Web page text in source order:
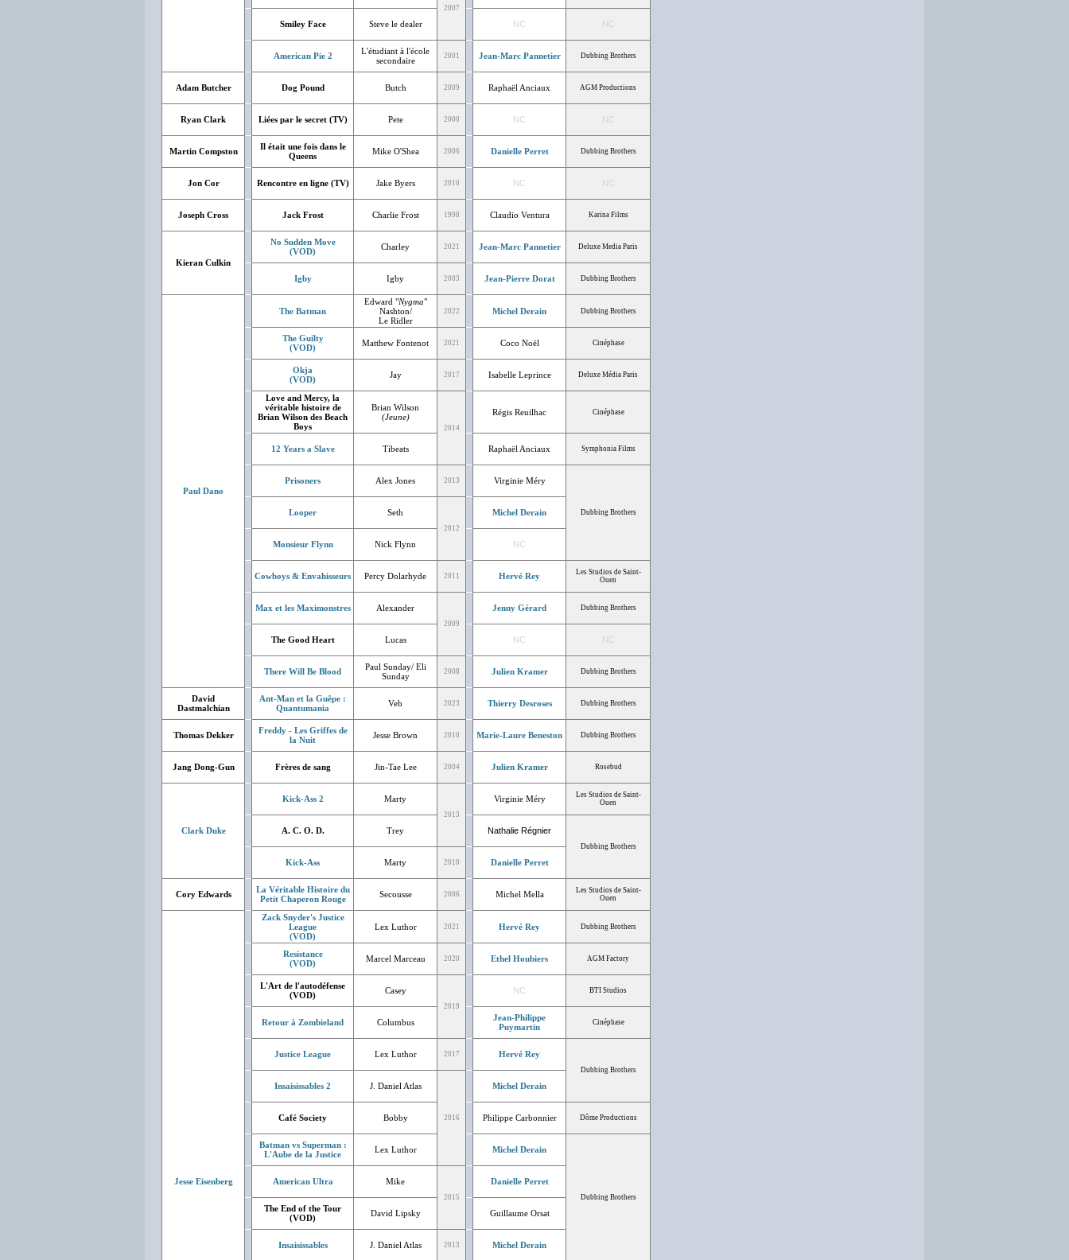
2007
Smiley Face Steve le dealer NC NC
American Pie 2
L'étudiant à l'école
secondaire
2001 Jean-Marc Pannetier Dubbing Brothers
Adam Butcher Dog Pound Butch 2009 Raphaël Anciaux AGM Productions
Ryan Clark Liées par le secret (TV) Pete 2000 NC NC
Martin Compston
Il était une fois dans le
Queens
Mike O'Shea 2006 Danielle Perret Dubbing Brothers
Jon Cor Rencontre en ligne (TV) Jake Byers 2010 NC NC
Joseph Cross Jack Frost Charlie Frost 1998 Claudio Ventura Karina Films
Kieran Culkin
No Sudden Move
(VOD)
Charley 2021 Jean-Marc Pannetier Deluxe Media Paris
Igby Igby 2003 Jean-Pierre Dorat Dubbing Brothers
Paul Dano
The Batman
Edward "Nygma"
Nashton/
Le Ridler
2022 Michel Derain Dubbing Brothers
The Guilty
(VOD)
Matthew Fontenot 2021 Coco Noël Cinéphase
Okja
(VOD)
Jay 2017 Isabelle Leprince Deluxe Média Paris
Love and Mercy, la
véritable histoire de
Brian Wilson des Beach
Boys
Brian Wilson
(Jeune)
2014
Régis Reuilhac Cinéphase
12 Years a Slave Tibeats Raphaël Anciaux Symphonia Films
Prisoners Alex Jones 2013 Virginie Méry
Dubbing Brothers
Looper Seth
2012
Michel Derain
Monsieur Flynn Nick Flynn NC
Cowboys & Envahisseurs Percy Dolarhyde 2011 Hervé Rey
Les Studios de Saint-
Ouen
Max et les Maximonstres Alexander
2009
Jenny Gérard Dubbing Brothers
The Good Heart Lucas NC NC
There Will Be Blood
Paul Sunday/ Eli
Sunday
2008 Julien Kramer Dubbing Brothers
David
Dastmalchian
Ant-Man et la Guêpe :
Quantumania
Veb 2023 Thierry Desroses Dubbing Brothers
Thomas Dekker
Freddy - Les Griffes de
la Nuit
Jesse Brown 2010 Marie-Laure Beneston Dubbing Brothers
Jang Dong-Gun Frères de sang Jin-Tae Lee 2004 Julien Kramer Rosebud
Clark Duke
Kick-Ass 2 Marty
2013
Virginie Méry
Les Studios de Saint-
Ouen
A. C. O. D. Trey Nathalie Régnier
Dubbing Brothers
Kick-Ass Marty 2010 Danielle Perret
Cory Edwards
La Véritable Histoire du
Petit Chaperon Rouge
Secousse 2006 Michel Mella
Les Studios de Saint-
Ouen
Jesse Eisenberg
Zack Snyder's Justice
League
(VOD)
Lex Luthor 2021 Hervé Rey Dubbing Brothers
Resistance
(VOD)
Marcel Marceau 2020 Ethel Houbiers AGM Factory
L'Art de l'autodéfense
(VOD)
Casey
2019
NC BTI Studios
Retour à Zombieland Columbus
Jean-Philippe
Puymartin
Cinéphase
Justice League Lex Luthor 2017 Hervé Rey
Dubbing Brothers
Insaisissables 2 J. Daniel Atlas
2016
Michel Derain
Café Society Bobby Philippe Carbonnier Dôme Productions
Batman vs Superman :
L'Aube de la Justice
Lex Luthor Michel Derain
Dubbing Brothers
American Ultra Mike
2015
Danielle Perret
The End of the Tour
(VOD)
David Lipsky Guillaume Orsat
Insaisissables J. Daniel Atlas 2013 Michel Derain